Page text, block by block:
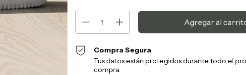
Compra Segura
Tus datos están protegidos durante todo el
compra.